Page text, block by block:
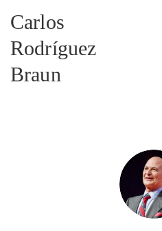
Carlos
Rodríguez
Braun